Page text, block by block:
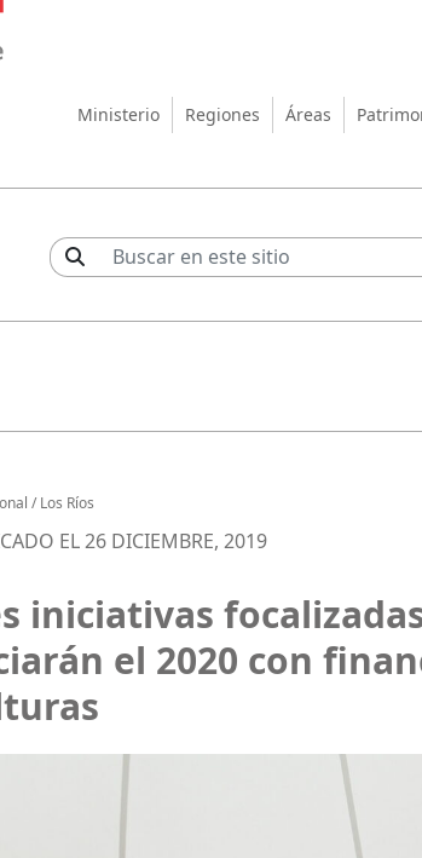
de las Culturas, las
Ministerio Regiones Áreas
/Los Ríos
EL 26 DICIEMBRE, 2019
iniciativas
el 2020 con